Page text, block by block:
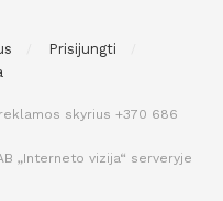
Prisijungti
skyrius +370 686
„Interneto vizija“ serveryje